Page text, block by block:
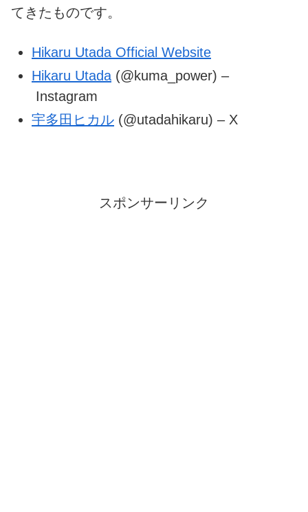
てきたものです。
Hikaru Utada Official Website
Hikaru Utada (@kuma_power) –
Instagram
宇多田ヒカル (@utadahikaru) – X
スポンサーリンク